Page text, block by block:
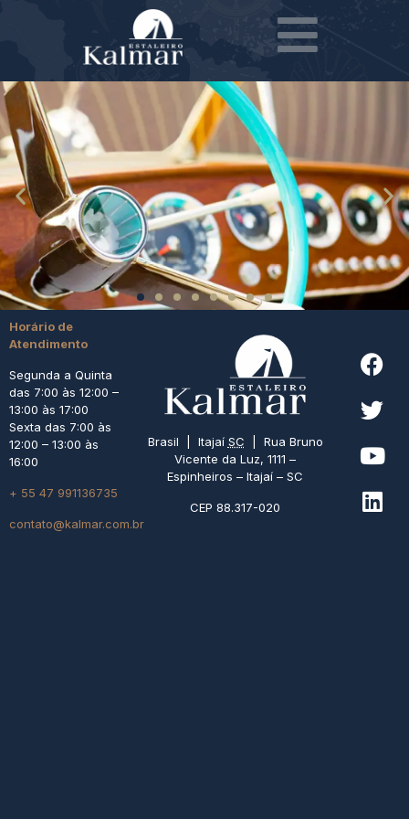
Horário de
Atendimento
Segunda a Quinta
das 7:00 às 12:00 –
13:00 às 17:00
Sexta das 7:00 às
12:00 – 13:00 às
16:00
+ 55 47 991136735
contato@kalmar.com.br
Brasil | Itajaí SC | Rua Bruno
Vicente da Luz, 1111 –
Espinheiros – Itajaí – SC
CEP 88.317-020